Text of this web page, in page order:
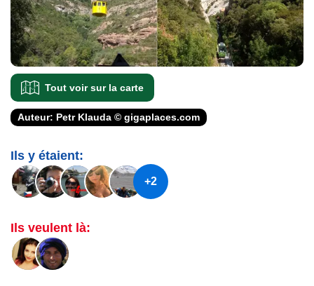
Tout voir sur la carte
Auteur: Petr Klauda © gigaplaces.com
Ils y étaient:
+2
Ils veulent là: